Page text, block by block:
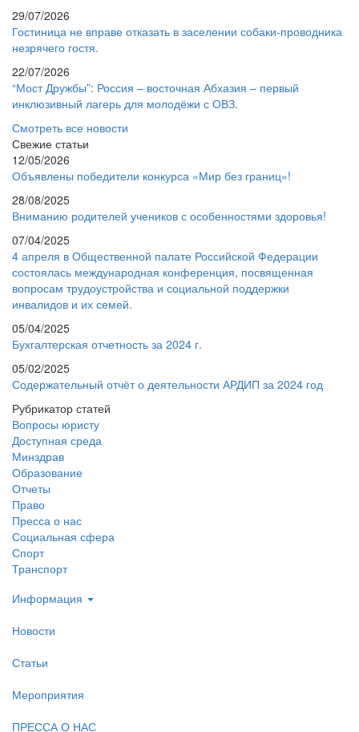
29/07/2026
Гостиница не вправе отказать в заселении собаки-проводника
незрячего гостя.
22/07/2026
“Мост Дружбы”: Россия – восточная Абхазия – первый
инклюзивный лагерь для молодёжи с ОВЗ.
Смотреть все новости
Свежие статьи
12/05/2026
Объявлены победители конкурса «Мир без границ»!
28/08/2025
Вниманию родителей учеников с особенностями здоровья!
07/04/2025
4 апреля в Общественной палате Российской Федерации
состоялась международная конференция, посвященная
вопросам трудоустройства и социальной поддержки
инвалидов и их семей.
05/04/2025
Бухгалтерская отчетность за 2024 г.
05/02/2025
Содержательный отчёт о деятельности АРДИП за 2024 год
Рубрикатор статей
Вопросы юристу
Доступная среда
Минздрав
Образование
Отчеты
Право
Пресса о нас
Социальная сфера
Спорт
Транспорт
Информация
Новости
Статьи
Мероприятия
ПРЕССА О НАС